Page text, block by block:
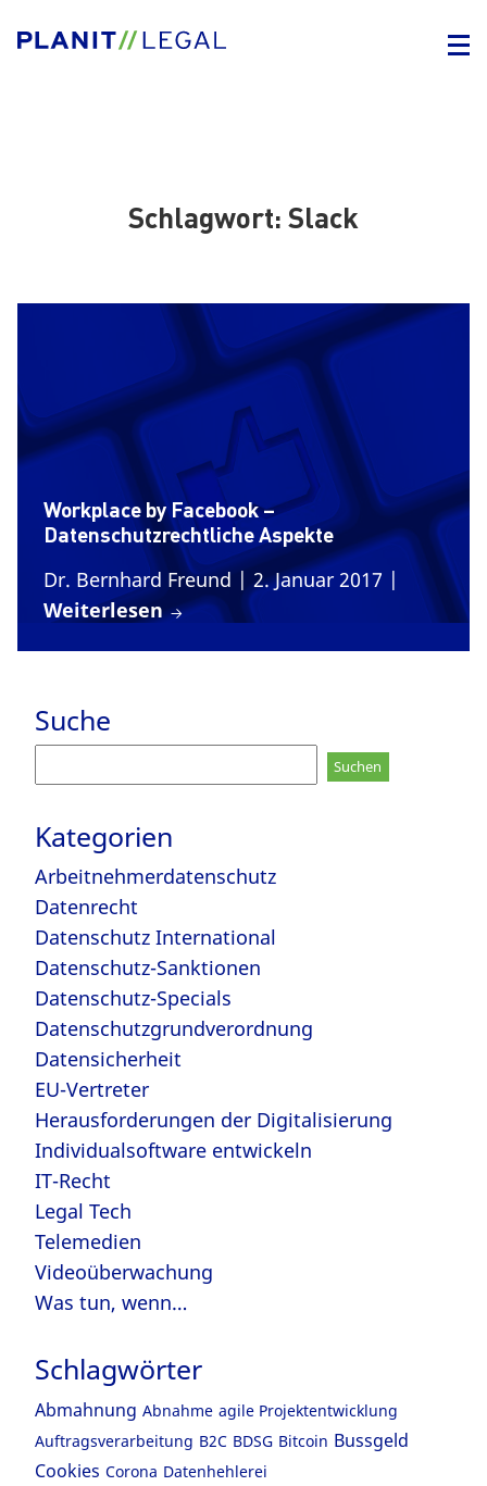
Schlagwort: Slack
Workplace by Facebook –
Datenschutzrechtliche Aspekte
Dr. Bernhard Freund | 2. Januar 2017 |
Weiterlesen
Suche
nach:
Kategorien
Arbeitnehmerdatenschutz
Datenrecht
Datenschutz International
Datenschutz-Sanktionen
Datenschutz-Specials
Datenschutzgrundverordnung
Datensicherheit
EU-Vertreter
Herausforderungen der Digitalisierung
Individualsoftware entwickeln
IT-Recht
Legal Tech
Telemedien
Videoüberwachung
Was tun, wenn…
Schlagwörter
Abmahnung Abnahme agile Projektentwicklung
Auftragsverarbeitung B2C BDSG Bitcoin Bussgeld
Cookies Corona Datenhehlerei